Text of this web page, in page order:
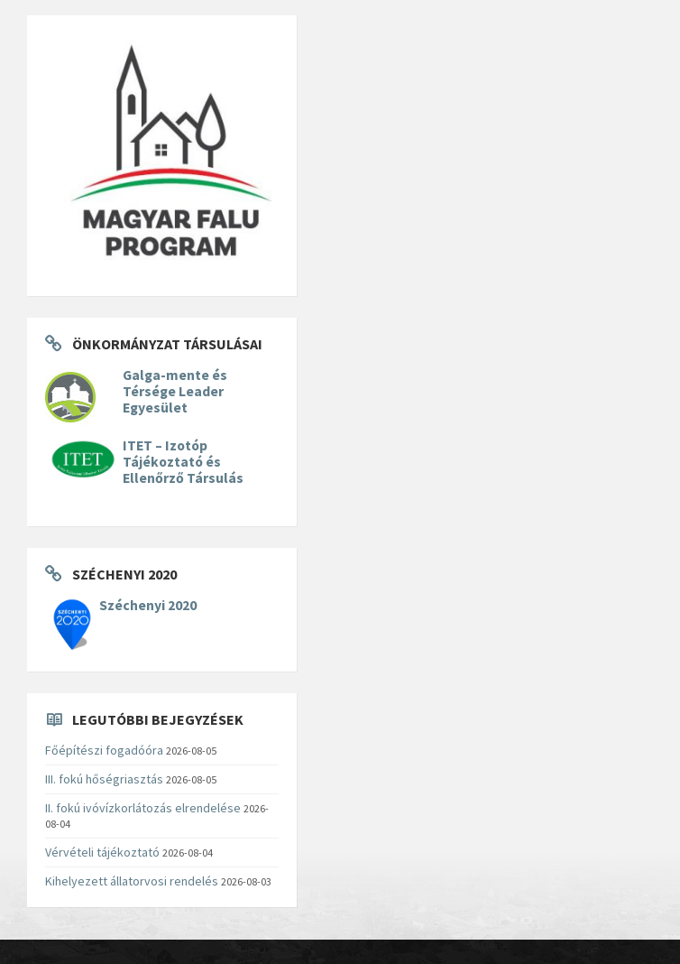
ÖNKORMÁNYZAT TÁRSULÁSAI
Galga-mente és
Térsége Leader
Egyesület
ITET – Izotóp
Tájékoztató és
Ellenőrző Társulás
SZÉCHENYI 2020
Széchenyi 2020
LEGUTÓBBI BEJEGYZÉSEK
Főépítészi fogadóóra 2026-08-05
III. fokú hőségriasztás 2026-08-05
II. fokú ivóvízkorlátozás elrendelése 2026-
08-04
Vérvételi tájékoztató 2026-08-04
Kihelyezett állatorvosi rendelés 2026-08-03